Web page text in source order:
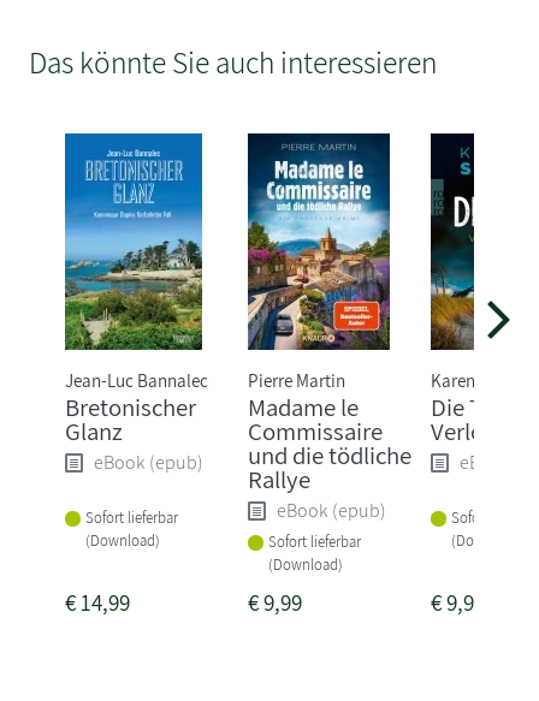
Das könnte Sie auch interessieren
Jean-Luc Bannalec
Bretonischer
Glanz
eBook (epub)
Sofort lieferbar
(Download)
€14,99
Pierre Martin
Madame le
Commissaire
und die tödliche
Rallye
eBook (epub)
Sofort lieferbar
(Download)
€9,99
Karen Sander
Die Tiefe:
Verloren
eBook
Sofort
(Download)
€9,99